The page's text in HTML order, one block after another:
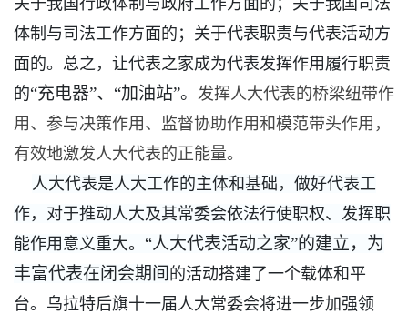
关于我国行政体制与政府工作方面的；关于我国司法
体制与司法工作方面的；关于代表职责与代表活动方
面的。总之，让代表之家成为代表发挥作用履行职责
的“充电器”、“加油站”。 发挥人大代表的桥梁纽带作
用、参与决策作用、监督协助作用和模范带头作用，
有效地激发人大代表的正能量。
人大代表是人大工作的主体和基础，做好代表工
作，对于推动人大及其常委会依法行使职权、发挥职
能作用意义重大。 “人大代表活动之家”的建立，为
丰富代表在闭会期间 的活动搭建了一个载体和平
台。乌拉特后旗十一届人大常委会将进一步加强领